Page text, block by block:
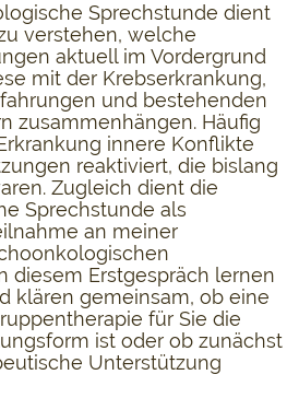
Sprechstunde dient
verstehen, welche
aktuell im Vordergrund
mit der Krebserkrankung,
und bestehenden
zusammenhängen. Häufig
innere Konflikte
reaktiviert, die bislang
Zugleich dient die
Sprechstunde als
an meiner
diesem Erstgespräch lernen
klären gemeinsam, ob eine
für Sie die
ist oder ob zunächst
Unterstützung